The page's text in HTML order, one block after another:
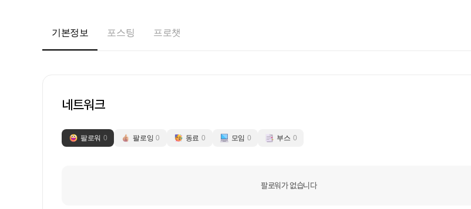
기본정보 포스팅 프로챗
네트워크
팔로워 0 팔로잉 0 동료 0 모임 0 부스 0
팔로워가 없습니다